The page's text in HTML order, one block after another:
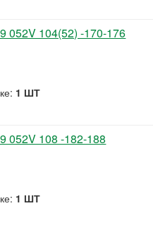
104(52) -170-176
1 ШТ
108 -182-188
1 ШТ